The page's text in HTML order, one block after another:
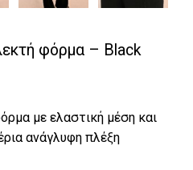
φόρμα – Black
με ελαστική μέση και
ανάγλυφη πλέξη